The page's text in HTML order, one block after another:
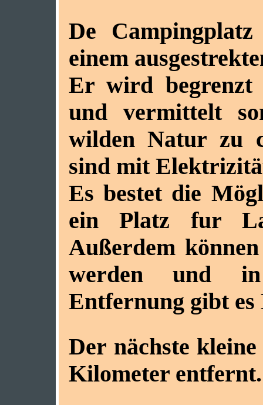
De
einem
Er wird begrenzt
und vermittelt
wilden Natur zu
sind mit
Es bestet die
ein Platz fur
Außerdem
werden und
Entfernung gibt
Der nächste
Kilometer entfernt.